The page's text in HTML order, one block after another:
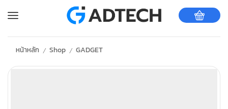
หน้าหลัก / Shop / GADGET